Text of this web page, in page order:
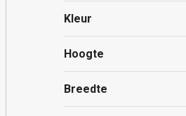
Kleur
Hoogte
Breedte